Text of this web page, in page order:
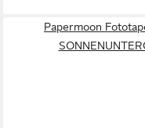
Papermoon